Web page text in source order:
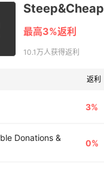
Steep&Cheap
最高3%返利
10.1万人获得返利
返利
3%
Donations &
0%